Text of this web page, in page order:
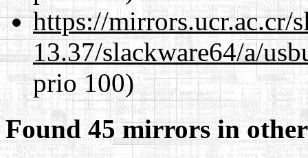
https://mirrors.ucr.ac.cr/
13.37/slackware64/a/
prio 100)
Found 45 mirrors in